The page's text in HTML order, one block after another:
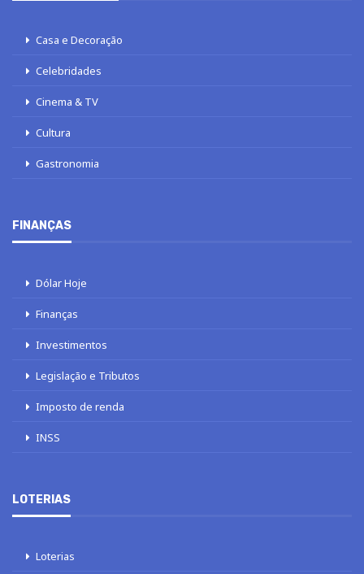
Casa e Decoração
Celebridades
Cinema & TV
Cultura
Gastronomia
FINANÇAS
Dólar Hoje
Finanças
Investimentos
Legislação e Tributos
Imposto de renda
INSS
LOTERIAS
Loterias